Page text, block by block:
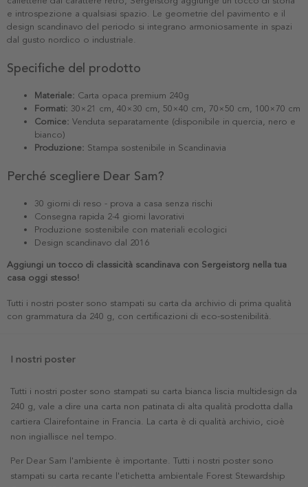
e introspezione a qualsiasi spazio. Le geometrie del pavimento e il
design scandinavo del periodo si integrano armoniosamente in spazi
dal gusto nordico o industriale.
Specifiche del prodotto
Materiale: Carta opaca premium 240g
Formati: 30×21 cm, 40×30 cm, 50×40 cm, 70×50 cm, 100×70 cm
Cornice: Venduta separatamente (disponibile in quercia, nero e
bianco)
Produzione: Stampa sostenibile in Scandinavia
Perché scegliere Dear Sam?
30 giorni di reso - prova a casa senza rischi
Consegna rapida 2-4 giorni lavorativi
Produzione sostenibile con materiali ecologici
Design scandinavo dal 2016
Aggiungi un tocco di classicità scandinava con Sergeistorg nella tua
casa oggi stesso!
Tutti i nostri poster sono stampati su carta da archivio di prima qualità
con grammatura da 240 g, con certificazioni di eco-sostenibilità.
I nostri poster
Tutti i nostri poster sono stampati su carta bianca liscia multidesign da
240 g, vale a dire una carta non patinata di alta qualità prodotta dalla
cartiera Clairefontaine in Francia. La carta è di qualità archivio, cioè
non ingiallisce nel tempo.
Per Dear Sam l'ambiente è importante. Tutti i nostri poster sono
stampati su carta recante l'etichetta ambientale Forest Stewardship